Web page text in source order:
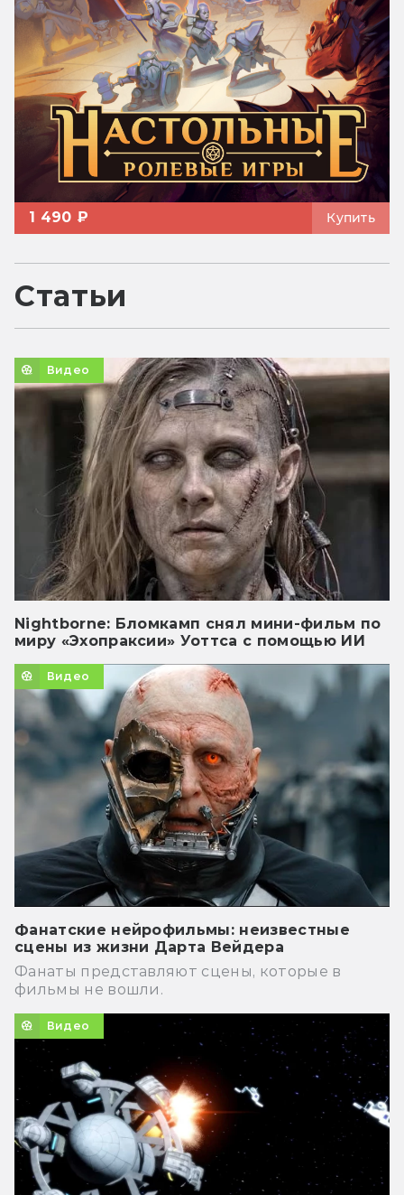
1 490 ₽ Купить
Статьи
Видео
Nightborne: Бломкамп снял мини-фильм по
миру «Эхопраксии» Уоттса с помощью ИИ
Видео
Фанатские нейрофильмы: неизвестные
сцены из жизни Дарта Вейдера
Фанаты представляют сцены, которые в
фильмы не вошли.
Видео